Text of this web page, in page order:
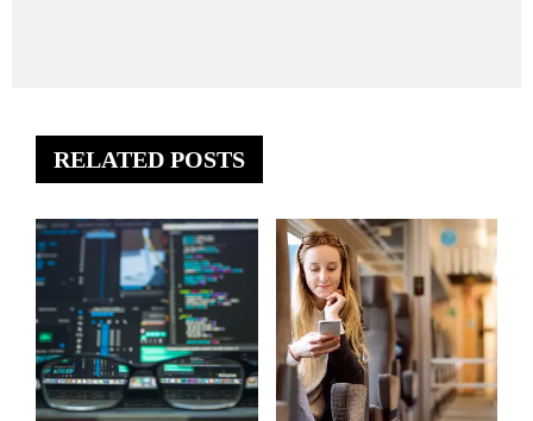
RELATED POSTS